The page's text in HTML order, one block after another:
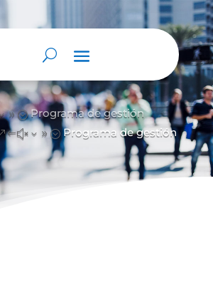
Programa de gestión
Programa de gestión